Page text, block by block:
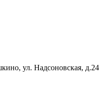
ул. Надсоновская, д.24